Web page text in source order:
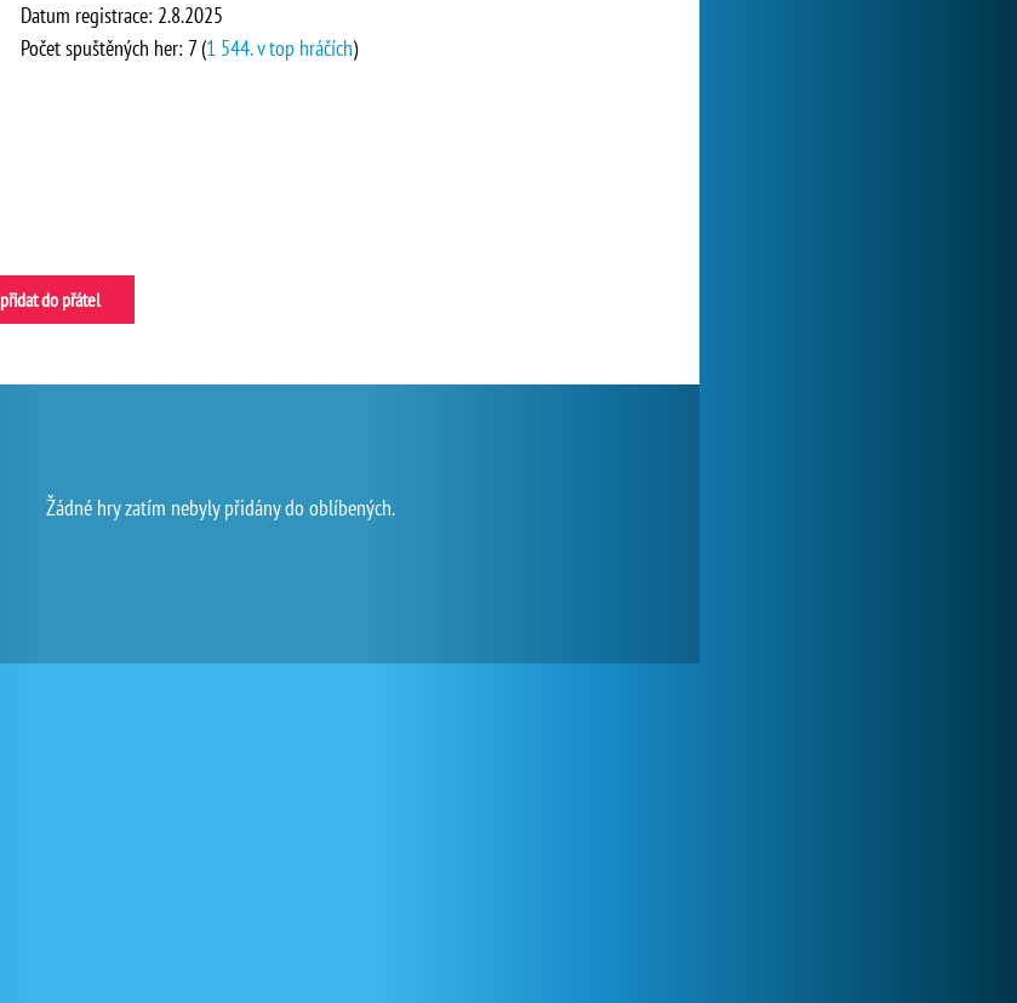
Datum registrace: 2.8.2025
Počet spuštěných her: 7 (1 544. v top hráčích)
přidat do přátel
Žádné hry zatím nebyly přidány do oblíbených.